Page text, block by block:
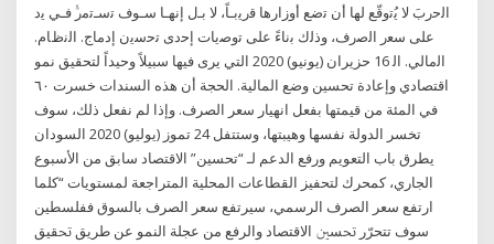
اﻟﺣربَ ﻻ ﻳُﺗوﻗّﻊ ﻟﻬﺎ أن ﺗﺿﻊ أوزارﻫﺎ ﻗرﻳﺑـﺎً، ﻻ ﺑـﻝ إﻧﻬـﺎ ﺳـوف ﺗﺳـﺗﻣرﱡ ﻓـﻲ ﻳد
ﻋﻠﻰ ﺳﻌر اﻟﺻرف، وذﻟك ﺑﻧﺎءً ﻋﻠﻰ ﺗوﺻﻳﺎت إﺣدى ﺗﺣﺳﻳن إدﻣﺎج. اﻟﻧظﺎم.
اﻟﻣﺎﻟﻲ. اﻟ 16 حزيران (يونيو) 2020 التي يرى فيها سبيلاً وحيداً لتحقيق نمو
اقتصادي وإعادة تحسين وضع المالية. الحجة أن هذه السندات خسرت ٦٠
في المئة من قيمتها بفعل انهيار سعر الصرف. وإذا لم نفعل ذلك، سوف
تخسر الدولة نفسها وهيبتها، وستتفل 24 تموز (يوليو) 2020 السودان
يطرق باب التعويم ورفع الدعم لـ “تحسين” الاقتصاد سابق من الأسبوع
الجاري، كمحرك لتحفيز القطاعات المحلية المتراجعة لمستويات “كلما
ارتفع سعر الصرف الرسمي، سيرتفع سعر الصرف بالسوق ففلسطين
سوف تتحرّر ﲢﺴﲔ ﺍﻻﻗﺘﺼﺎﺩ ﻭﺍﻟﺮﻓﻊ ﻣﻦ ﻋﺠﻠﺔ ﺍﻟﻨﻤﻮ ﻋﻦ ﻃﺮﻳﻖ ﲢﻘﻴﻖ